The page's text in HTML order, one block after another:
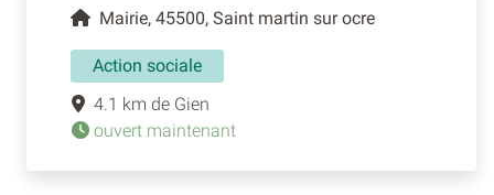
Mairie, 45500, Saint martin sur ocre
Action sociale
4.1 km de Gien
ouvert maintenant